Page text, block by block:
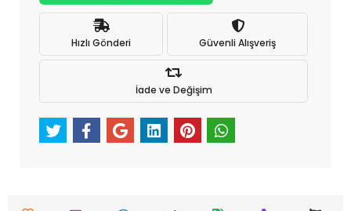
Hızlı Gönderi Güvenli Alışveriş
İade ve Değişim